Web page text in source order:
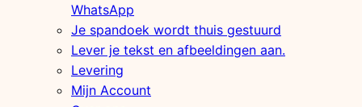
WhatsApp
Je spandoek wordt thuis gestuurd
Lever je tekst en afbeeldingen aan.
Levering
Mijn Account